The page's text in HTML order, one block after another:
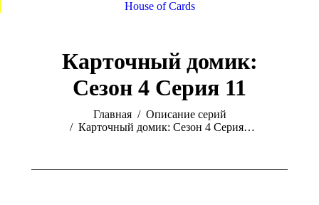
House of Cards
Карточный домик:
Сезон 4 Серия 11
Главная
Описание серий
Карточный домик: Сезон 4 Серия…